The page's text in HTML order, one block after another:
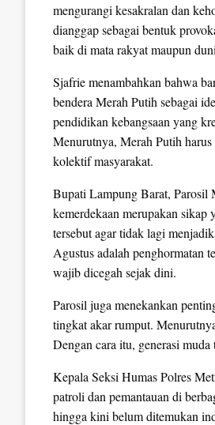
mengurangi kesakralan dan
dianggap sebagai bentuk
baik di mata rakyat maupun
Sjafrie menambahkan bahwa
bendera Merah Putih sebagai
pendidikan kebangsaan yang
Menurutnya, Merah Putih
kolektif masyarakat.
Bupati Lampung Barat, Parosil
kemerdekaan merupakan sikap
tersebut agar tidak lagi
Agustus adalah penghormatan
wajib dicegah sejak dini.
Parosil juga menekankan
tingkat akar rumput.
Dengan cara itu, generasi
Kepala Seksi Humas Polres
patroli dan pemantauan di
hingga kini belum ditemukan